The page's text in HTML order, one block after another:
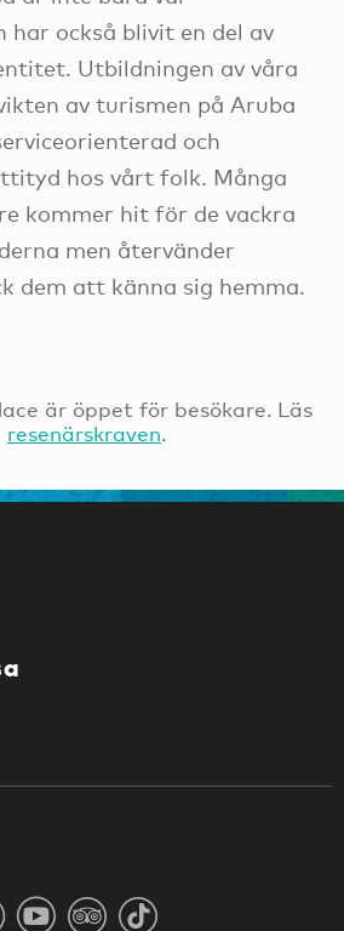
har också blivit en del av
Utbildningen av våra
av turismen på Aruba
och
hos vårt folk. Många
kommer hit för de vackra
men återvänder
dem att känna sig hemma.
är öppet för besökare. Läs
resenärskraven.